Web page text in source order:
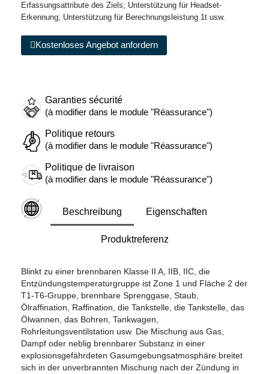
Erfassungsattribute des Ziels; Unterstützung für Headset-
Erkennung; Unterstützung für Berechnungsleistung 1t usw.
Kostenloses Angebot anfordern
Garanties sécurité
(à modifier dans le module "Réassurance")
Politique retours
(à modifier dans le module "Réassurance")
Politique de livraison
(à modifier dans le module "Réassurance")
Beschreibung Eigenschaften
Produktreferenz
Blinkt zu einer brennbaren Klasse II A, IIB, IIC, die
Entzündungstemperaturgruppe ist Zone 1 und Fläche 2 der
T1-T6-Gruppe, brennbare Sprenggase, Staub,
Ölraffination, Raffination, die Tankstelle, die Tankstelle, das
Ölwannen, das Bohren, Tankwagen,
Rohrleitungsventilstation usw. Die Mischung aus Gas,
Dampf oder neblig brennbarer Substanz in einer
explosionsgefährdeten Gasumgebungsatmosphäre breitet
sich in der unverbrannten Mischung nach der Zündung in